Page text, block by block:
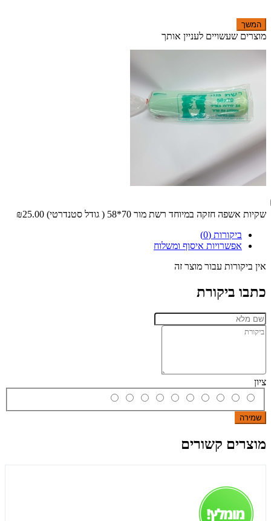
המשך
מוצרים שעשויים לעניין אותך
שקיות אשפה חזקה במיוחד רשת מור 70*58 ( גודל סטנדרטי)
₪25.00
ביקורות (0)
אפשרויות איסוף ומשלוח
אין ביקורות עבור מוצר זה
כתבו ביקורת
ציון
שמירה
מוצרים קשורים